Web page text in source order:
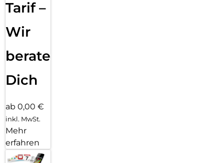
for-the-Planet“, die durch Aufforstungsaktionen weltweit
schädliches CO2 bindet. Unsere Verpackungen sind darüber
überflüssige Kunststoffe und Verbundmaterialien in unseren
Tarif –
Wir
beraten
Dich
ab 0,00 €
inkl. MwSt.
Mehr
erfahren